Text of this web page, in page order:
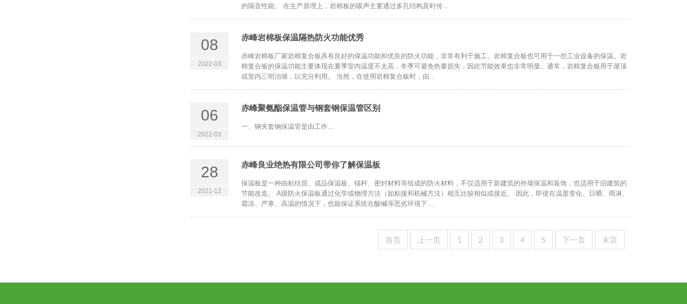
的隔音性能。 在生产原理上，岩棉板的吸声主要通过多孔结构及时传...
08
2022-03
赤峰岩棉板保温隔热防火功能优秀
赤峰岩棉板厂家岩棉复合板具有良好的保温功能和优良的防火功能，非常有利于施工。岩棉复合板也可用于一些工业设备的保温。岩
棉复合板的保温功能主要体现在夏季室内温度不太高，冬季可避免热量损失，因此节能效果也非常明显。通常，岩棉复合板用于屋顶
或室内三明治墙，以充分利用。 当然，在使用岩棉复合板时，由...
06
2022-03
赤峰聚氨酯保温管与钢套钢保温管区别
一、钢夹套钢保温管是由工作...
28
2021-12
赤峰良业绝热有限公司带你了解保温板
保温板是一种由粘结层、成品保温板、锚杆、密封材料等组成的防火材料，不仅适用于新建筑的外墙保温和装饰，也适用于旧建筑的
节能改造。 A级防火保温板通过化学或物理方法（如粘接和机械方法）相互比较相似或接近。 因此，即使在温度变化、日晒、雨淋、
霜冻、严寒、高温的情况下，也能保证系统在酸碱等恶劣环境下...
首页 上一页 1 2 3 4 5 下一页 末页